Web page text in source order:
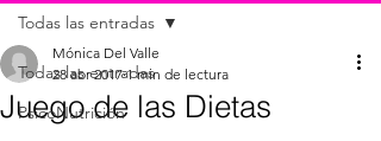
Todas las entradas
PsicoNutrición
Todas las entradas
Juego de las Dietas
Mónica Del Valle
28 abr 2017 1 min de lectura